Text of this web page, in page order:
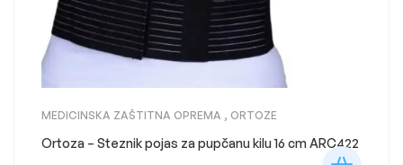
MEDICINSKA ZAŠTITNA OPREMA , ORTOZE
Ortoza – Steznik pojas za pupčanu kilu 16 cm ARC422